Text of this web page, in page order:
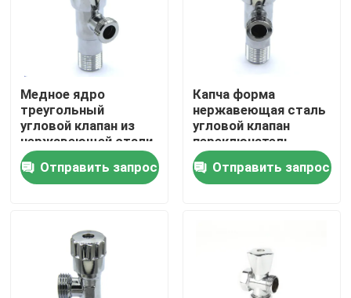
Дом
Продукты
Путешествие фабрики
Медное ядро
треугольный
угловой клапан из
нержавеющей стали
304 для ванной кухни
Отправить запрос
Капча форма
нержавеющая сталь
угловой клапан
переключатель
ручное колесо
ванная кухня
аксессуары
Отправить запрос